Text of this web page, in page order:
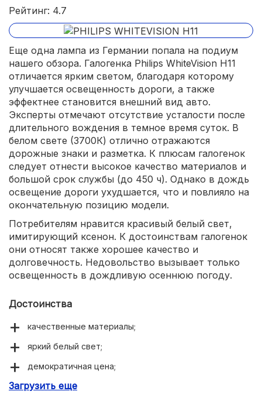
Рейтинг: 4.7
Еще одна лампа из Германии попала на подиум
нашего обзора. Галогенка Philips WhiteVision H11
отличается ярким светом, благодаря которому
улучшается освещенность дороги, а также
эффектнее становится внешний вид авто.
Эксперты отмечают отсутствие усталости после
длительного вождения в темное время суток. В
белом свете (3700К) отлично отражаются
дорожные знаки и разметка. К плюсам галогенок
следует отнести высокое качество материалов и
большой срок службы (до 450 ч). Однако в дождь
освещение дороги ухудшается, что и повлияло на
окончательную позицию модели.
Потребителям нравится красивый белый свет,
имитирующий ксенон. К достоинствам галогенок
они относят также хорошее качество и
долговечность. Недовольство вызывает только
освещенность в дождливую осеннюю погоду.
Достоинства
качественные материалы;
яркий белый свет;
демократичная цена;
долговечность.
Загрузить еще